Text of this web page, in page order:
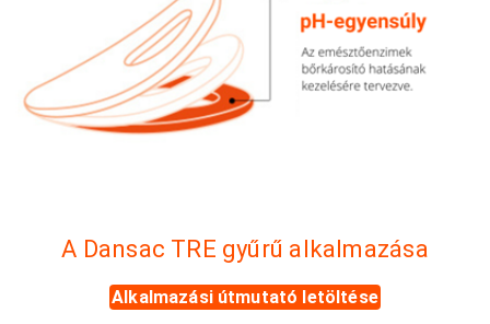
A Dansac TRE gyűrű alkalmazása
Alkalmazási útmutató letöltése